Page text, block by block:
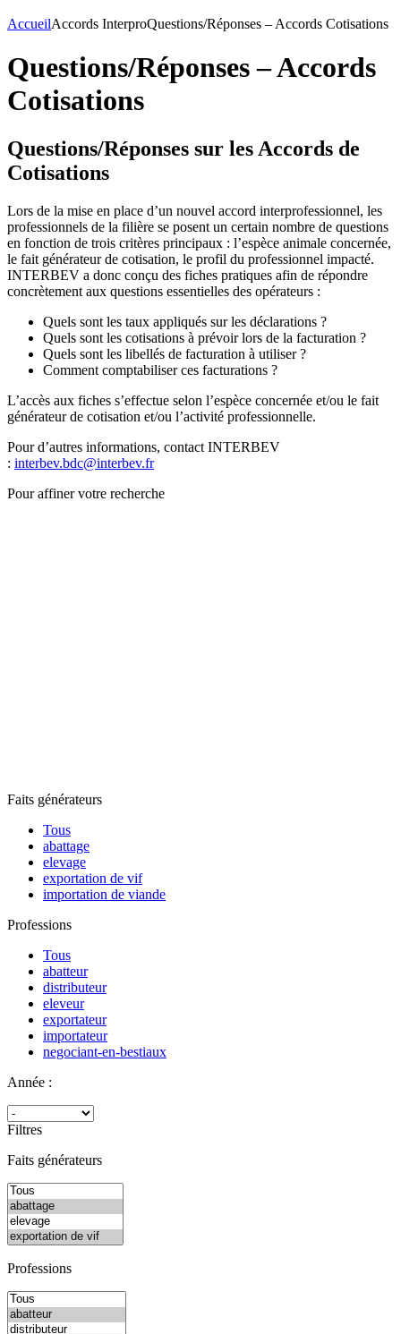
AccueilAccords InterproQuestions/Réponses – Accords Cotisations
Questions/Réponses – Accords
Cotisations
Questions/Réponses sur les Accords de
Cotisations
Lors de la mise en place d’un nouvel accord interprofessionnel, les
professionnels de la filière se posent un certain nombre de questions
en fonction de trois critères principaux : l’espèce animale concernée,
le fait générateur de cotisation, le profil du professionnel impacté.
INTERBEV a donc conçu des fiches pratiques afin de répondre
concrètement aux questions essentielles des opérateurs :
Quels sont les taux appliqués sur les déclarations ?
Quels sont les cotisations à prévoir lors de la facturation ?
Quels sont les libellés de facturation à utiliser ?
Comment comptabiliser ces facturations ?
L’accès aux fiches s’effectue selon l’espèce concernée et/ou le fait
générateur de cotisation et/ou l’activité professionnelle.
Pour d’autres informations, contact INTERBEV
: interbev.bdc@interbev.fr
Pour affiner votre recherche
Faits générateurs
Tous
abattage
elevage
exportation de vif
importation de viande
Professions
Tous
abatteur
distributeur
eleveur
exportateur
importateur
negociant-en-bestiaux
Année :
Filtres
Faits générateurs
Professions